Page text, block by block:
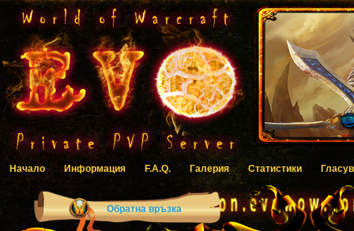
Начало Информация F.A.Q. Галерия Статистики
Обратна връзка